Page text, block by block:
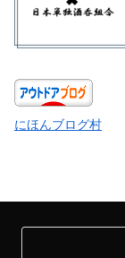
にほんブログ村